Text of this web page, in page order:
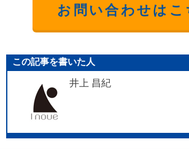
お問い合わせはこ
この記事を書いた人
井上 昌紀